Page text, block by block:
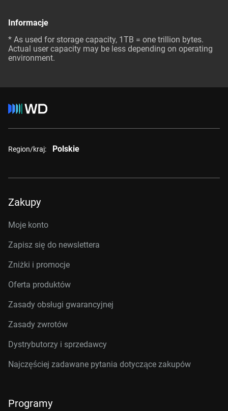
Informacje
* As used for storage capacity, 1TB = one trillion bytes.
Actual user capacity may be less depending on operating
environment.
Region/kraj: Polskie
Zakupy
Moje konto
Zapisz się do newslettera
Zniżki i promocje
Oferta produktów
Zasady obsługi gwarancyjnej
Zasady zwrotów
Dystrybutorzy i sprzedawcy
Najczęściej zadawane pytania dotyczące zakupów
Programy